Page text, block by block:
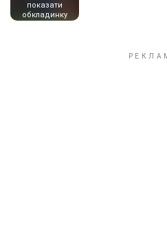
показати
обкладинку